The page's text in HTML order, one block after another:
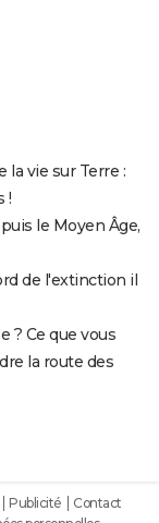
la vie sur Terre :
!
le Moyen Âge,
de l'extinction il
? Ce que vous
la route des
Publicité
Contact